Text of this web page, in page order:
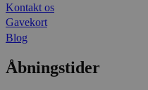
Kontakt os
Gavekort
Blog
Åbningstider